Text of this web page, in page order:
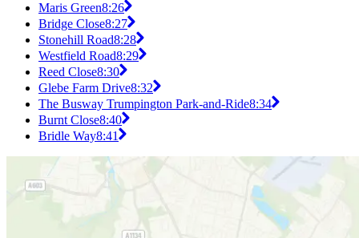
Maris Green8:26
Bridge Close8:27
Stonehill Road8:28
Westfield Road8:29
Reed Close8:30
Glebe Farm Drive8:32
The Busway Trumpington Park-and-Ride8:34
Burnt Close8:40
Bridle Way8:41